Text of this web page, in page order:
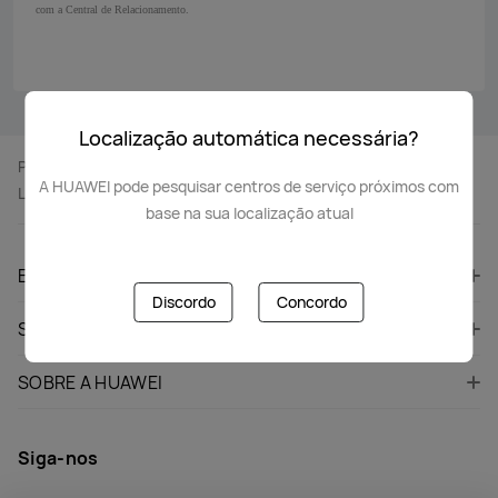
com a Central de Relacionamento.
Localização automática necessária?
A HUAWEI pode pesquisar centros de serviço próximos com
base na sua localização atual
Discordo Concordo
Página Inicial
Localização Do Serviço De Assistência
EQUIPAMENTOS HUAWEI
SUPORTE
SOBRE A HUAWEI
Siga-nos